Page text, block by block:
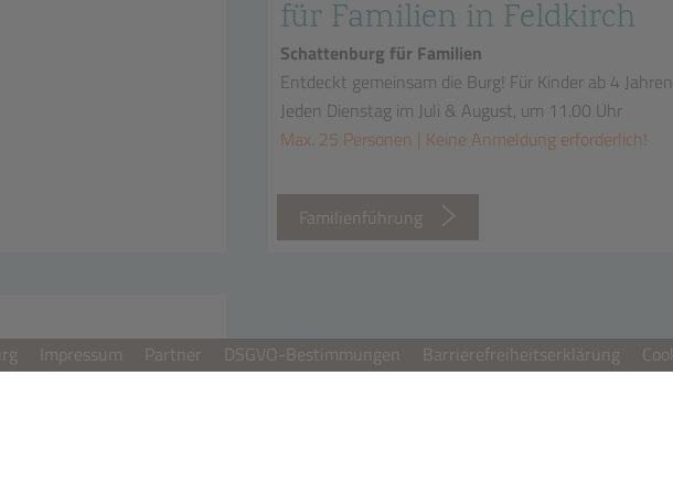
für Familien in Feldkirch
Schattenburg für Familien
Entdeckt gemeinsam die Burg! Für Kinder ab 4 Jahren
Jeden Dienstag im Juli & August, um 11.00 Uhr
Max. 25 Personen | Keine Anmeldung erforderlich!
Familienführung
Impressum Partner DSGVO-Bestimmungen Barrierefreiheitserklärung